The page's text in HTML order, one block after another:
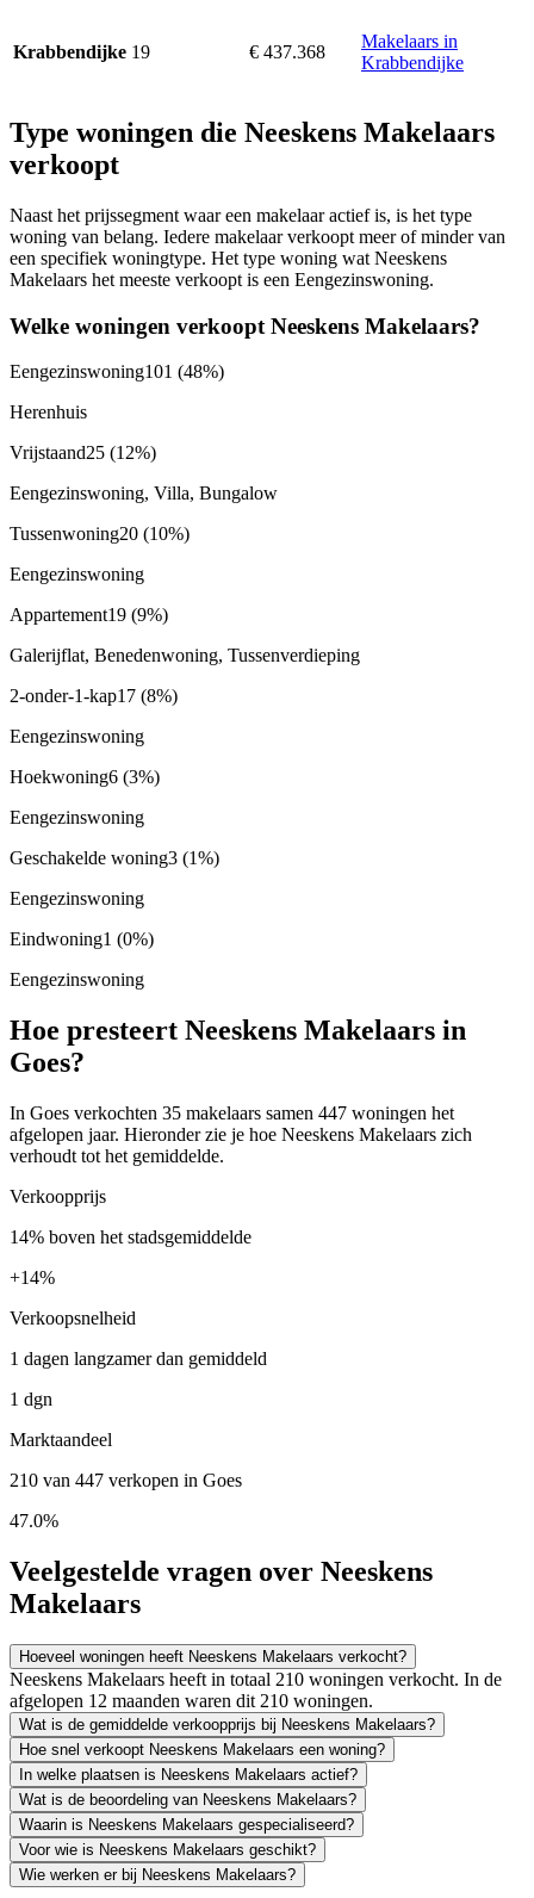
Krabbendijke 19 € 437.368
Makelaars in
Krabbendijke
Type woningen die Neeskens Makelaars
verkoopt
Naast het prijssegment waar een makelaar actief is, is het type
woning van belang. Iedere makelaar verkoopt meer of minder van
een specifiek woningtype. Het type woning wat Neeskens
Makelaars het meeste verkoopt is een Eengezinswoning.
Welke woningen verkoopt Neeskens Makelaars?
Eengezinswoning101 (48%)
Herenhuis
Vrijstaand25 (12%)
Eengezinswoning, Villa, Bungalow
Tussenwoning20 (10%)
Eengezinswoning
Appartement19 (9%)
Galerijflat, Benedenwoning, Tussenverdieping
2-onder-1-kap17 (8%)
Eengezinswoning
Hoekwoning6 (3%)
Eengezinswoning
Geschakelde woning3 (1%)
Eengezinswoning
Eindwoning1 (0%)
Eengezinswoning
Hoe presteert Neeskens Makelaars in
Goes?
In Goes verkochten 35 makelaars samen 447 woningen het
afgelopen jaar. Hieronder zie je hoe Neeskens Makelaars zich
verhoudt tot het gemiddelde.
Verkoopprijs
14% boven het stadsgemiddelde
+14%
Verkoopsnelheid
1 dagen langzamer dan gemiddeld
1 dgn
Marktaandeel
210 van 447 verkopen in Goes
47.0%
Veelgestelde vragen over Neeskens
Makelaars
Hoeveel woningen heeft Neeskens Makelaars verkocht?
Neeskens Makelaars heeft in totaal 210 woningen verkocht. In de
afgelopen 12 maanden waren dit 210 woningen.
Wat is de gemiddelde verkoopprijs bij Neeskens Makelaars?
Hoe snel verkoopt Neeskens Makelaars een woning?
In welke plaatsen is Neeskens Makelaars actief?
Wat is de beoordeling van Neeskens Makelaars?
Waarin is Neeskens Makelaars gespecialiseerd?
Voor wie is Neeskens Makelaars geschikt?
Wie werken er bij Neeskens Makelaars?